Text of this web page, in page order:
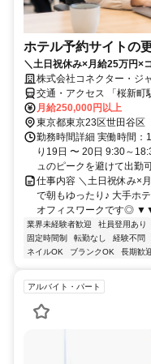
ホテル予約サイトの
＼土日祝休み×月給25万円×
株式会社コネクター・ジ
交通・アクセス 「桜新町
月給250,000円以上
東京都東京23区世田谷区
勤務時間詳細 実働時間：
り19日 〜 20日 9:30～
ュのピークを避けて出勤
仕事内容 ＼土日祝休み×
で朝もゆったり♪ 大手ホ
オフィスワークです◎
業界未経験者歓迎 社員登用あり
固定時間制
転勤なし 経験不問
ネイルOK
ブランクOK 長期歓
アルバイト・パート